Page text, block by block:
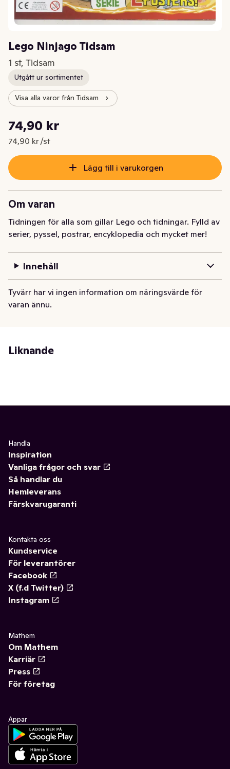
Lego Ninjago Tidsam
1 st, Tidsam
Utgått ur sortimentet
Visa alla varor från Tidsam
Nuvarande pris är: 74,90 kr
74,90 kr
74,90 kr /st
Styckpris: 74,90 kr /st
Lägg till i varukorgen
Om varan
Tidningen för alla som gillar Lego och tidningar. Fylld av
serier, pyssel, postrar, encyklopedia och mycket mer!
Innehåll
Tyvärr har vi ingen information om näringsvärde för
varan ännu.
Liknande
Handla
Inspiration
Vanliga frågor och svar
Så handlar du
Hemleverans
Färskvarugaranti
Kontakta oss
Kundservice
För leverantörer
Facebook
X (f.d Twitter)
Instagram
Mathem
Om Mathem
Karriär
Press
För företag
Appar